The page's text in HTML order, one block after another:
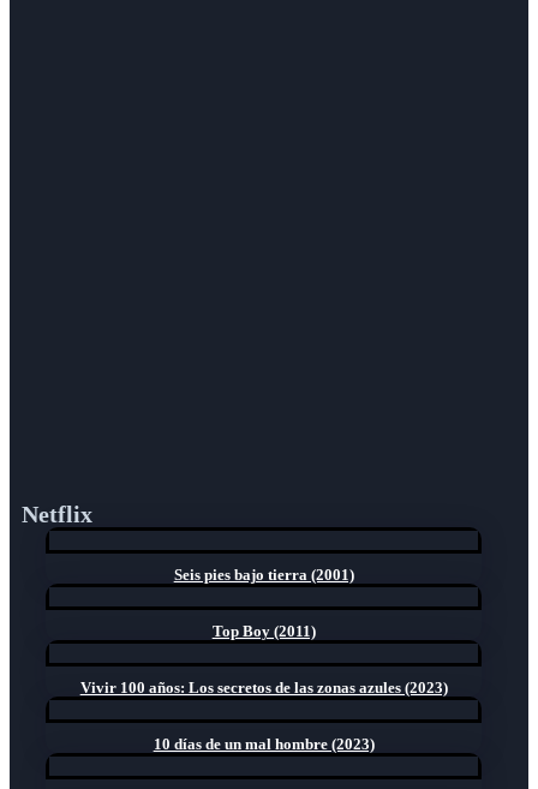
Netflix
Seis pies bajo tierra (2001)
Top Boy (2011)
Vivir 100 años: Los secretos de las zonas azules (2023)
10 días de un mal hombre (2023)